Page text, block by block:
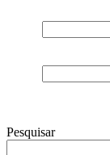
Pesquisar